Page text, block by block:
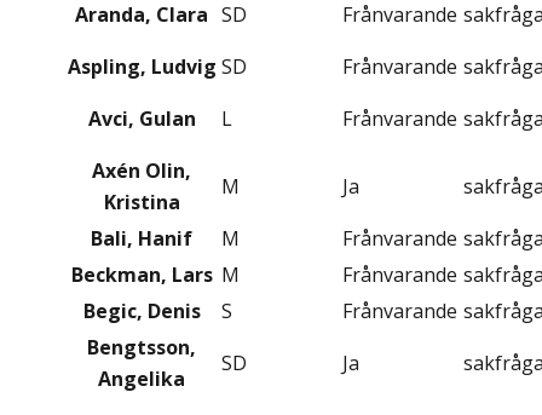
Aranda, Clara SD Frånvarande
Aspling, Ludvig SD Frånvarande
Avci, Gulan
L Frånvarande
Axén Olin,
Kristina
M Ja
Bali, Hanif
M Frånvarande
Beckman, Lars M Frånvarande
Begic, Denis
S Frånvarande
Bengtsson,
Angelika
SD Ja